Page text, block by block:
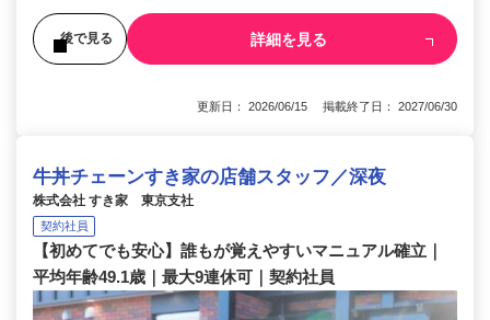
後で見る 詳細を見る
更新日： 2026/06/15 掲載終了日： 2027/06/30
牛丼チェーンすき家の店舗スタッフ／深夜
株式会社 すき家 東京支社
契約社員
【初めてでも安心】誰もが覚えやすいマニュアル確立｜
平均年齢49.1歳｜最大9連休可｜契約社員